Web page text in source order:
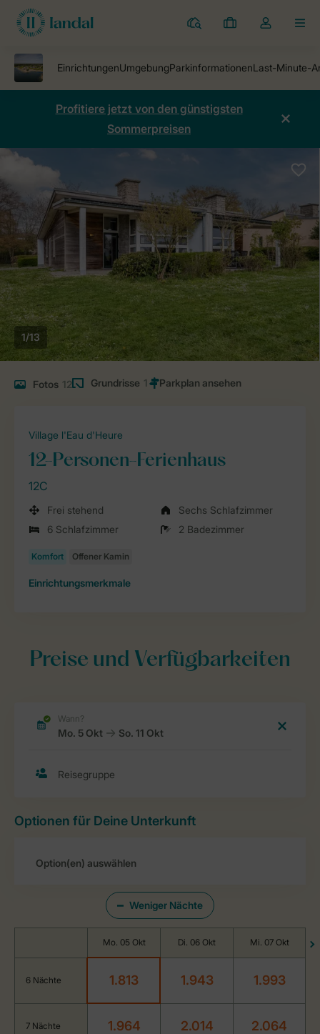
Ferienparks
Meine
Dropdown-
öffnen
Profitiere jetzt von den günstigsten
Sommerpreisen
1/13
Fotos 12 Grundrisse 1
Village l'Eau d'Heure
12-Personen-Ferienhaus
12C
Frei stehend
Sechs Schlafzimmer
6 Schlafzimmer
2 Badezimmer
Einrichtungsmerkmale
Preise und Verfügbarkeiten
Optionen für Deine Unterkunft
Weniger Nächte
Mo. 05 Okt Di. 06 Okt Mi. 07 Okt
6 Nächte 1.813 1.943 1.993
7 Nächte 1.964 2.014 2.064